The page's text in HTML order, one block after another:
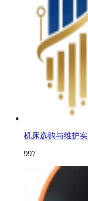
机床选购与维护
997